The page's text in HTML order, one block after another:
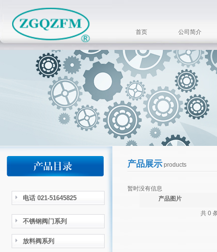
首页 公司简介
电话 021-51645825
不锈钢阀门系列
放料阀系列
产品展示products
暂时没有信息
产品图片
共 0